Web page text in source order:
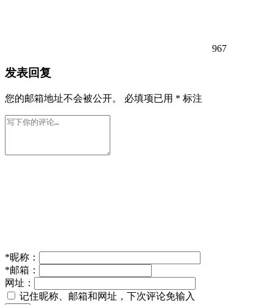
967
发表回复
您的邮箱地址不会被公开。 必填项已用 * 标注
*昵称：
*邮箱：
网址：
记住昵称、邮箱和网址，下次评论免输入